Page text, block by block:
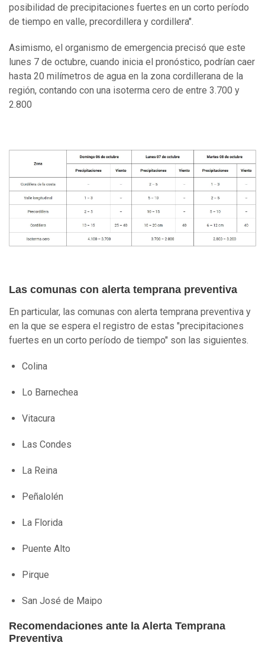
posibilidad de precipitaciones fuertes en un corto período
de tiempo en valle, precordillera y cordillera".
Asimismo, el organismo de emergencia precisó que este
lunes 7 de octubre, cuando inicia el pronóstico, podrían caer
hasta 20 milímetros de agua en la zona cordillerana de la
región, contando con una isoterma cero de entre 3.700 y
2.800
Las comunas con alerta temprana preventiva
En particular, las comunas con alerta temprana preventiva y
en la que se espera el registro de estas "precipitaciones
fuertes en un corto período de tiempo" son las siguientes.
Colina
Lo Barnechea
Vitacura
Las Condes
La Reina
Peñalolén
La Florida
Puente Alto
Pirque
San José de Maipo
Recomendaciones ante la Alerta Temprana
Preventiva